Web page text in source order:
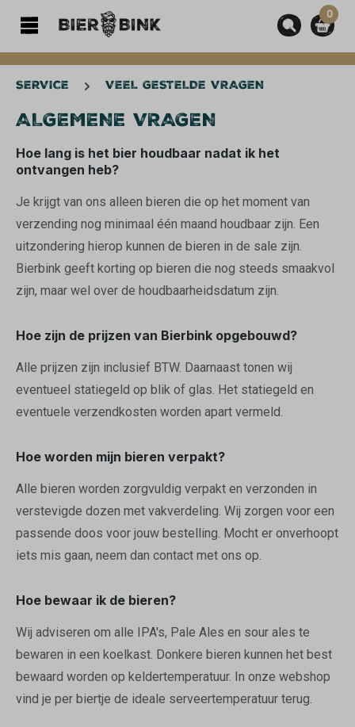
0
SERVICE VEEL GESTELDE VRAGEN
ALGEMENE VRAGEN
Hoe lang is het bier houdbaar nadat ik het
ontvangen heb?
Je krijgt van ons alleen bieren die op het moment van
verzending nog minimaal één maand houdbaar zijn. Een
uitzondering hierop kunnen de bieren in de sale zijn.
Bierbink geeft korting op bieren die nog steeds smaakvol
zijn, maar wel over de houdbaarheidsdatum zijn.
Hoe zijn de prijzen van Bierbink opgebouwd?
Alle prijzen zijn inclusief BTW. Daarnaast tonen wij
eventueel statiegeld op blik of glas. Het statiegeld en
eventuele verzendkosten worden apart vermeld.
Hoe worden mijn bieren verpakt?
Alle bieren worden zorgvuldig verpakt en verzonden in
verstevigde dozen met vakverdeling. Wij zorgen voor een
passende doos voor jouw bestelling. Mocht er onverhoopt
iets mis gaan, neem dan contact met ons op.
Hoe bewaar ik de bieren?
Wij adviseren om alle IPA's, Pale Ales en sour ales te
bewaren in een koelkast. Donkere bieren kunnen het best
bewaard worden op keldertemperatuur. In onze webshop
vind je per biertje de ideale serveertemperatuur terug.